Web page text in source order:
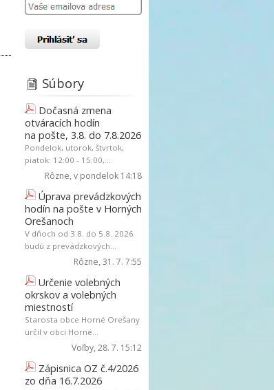
Súbory
Dočasná zmena
otváracích hodín
na pošte, 3.8. do 7.8.2026
Pondelok, utorok, štvrtok,
piatok: 12:00 - 15:00,...
Rôzne, v pondelok 14:18
Úprava prevádzkových
hodín na pošte v Horných
Orešanoch
V dňoch od 3.8. do 5.8. 2026
budú z prevádzkových...
Rôzne, 31. 7. 7:55
Určenie volebných
okrskov a volebných
miestností
Starosta obce Horné Orešany
určil v obci Horné...
Voľby, 28. 7. 15:12
Zápisnica OZ č.4/2026
zo dňa 16.7.2026